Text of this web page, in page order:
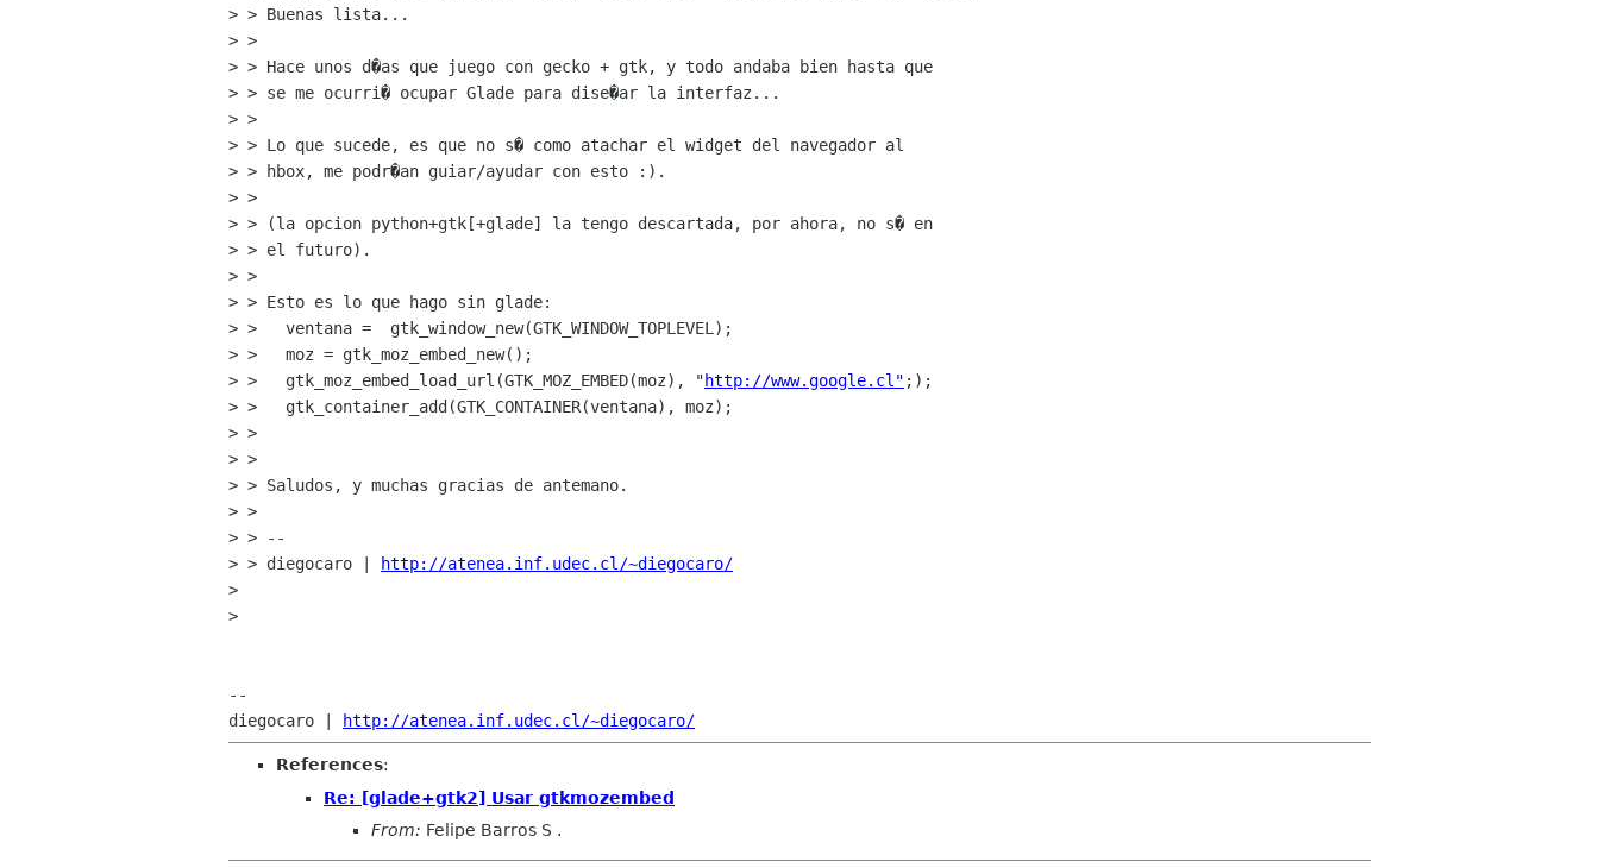
> > Buenas lista...
> >
> > Hace unos d�as que juego con gecko + gtk, y todo andaba bien hasta que
> > se me ocurri� ocupar Glade para dise�ar la interfaz...
> >
> > Lo que sucede, es que no s� como atachar el widget del navegador al
> > hbox, me podr�an guiar/ayudar con esto :).
> >
> > (la opcion python+gtk[+glade] la tengo descartada, por ahora, no s� en
> > el futuro).
> >
> > Esto es lo que hago sin glade:
> >   ventana =  gtk_window_new(GTK_WINDOW_TOPLEVEL);
> >   moz = gtk_moz_embed_new();
> >   gtk_moz_embed_load_url(GTK_MOZ_EMBED(moz), "http://www.google.cl" ;);
> >   gtk_container_add(GTK_CONTAINER(ventana), moz);
> >
> >
> > Saludos, y muchas gracias de antemano.
> >
> > --
> > diegocaro |
http://atenea.inf.udec.cl/~diegocaro/
>
>
--
diegocaro |
http://atenea.inf.udec.cl/~diegocaro/
References:
Re: [glade+gtk2] Usar gtkmozembed
From: Felipe Barros S .